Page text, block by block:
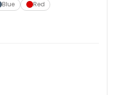
Blue
Red